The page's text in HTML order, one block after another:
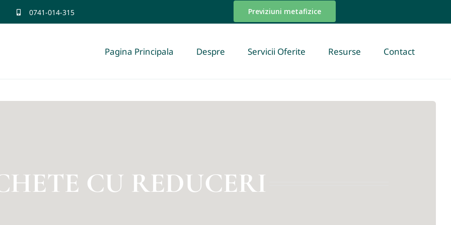
0741-014-315 Previziuni metafizice
Pagina Principala Despre Servicii Oferite Resurse Contact
CU REDUCERI